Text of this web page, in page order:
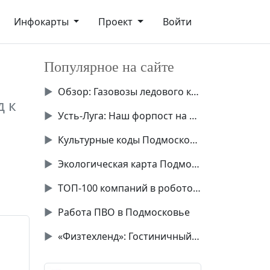
Инфокарты Проект Войти
к
Популярное на сайте
▶
Обзор: Газовозы ледового класса Аrc7
▶
Усть-Луга: Наш форпост на Балтике
▶
Культурные коды Подмосковья
▶
Экологическая карта Подмосковья
▶
ТОП-100 компаний в робототехнике России
▶ Работа ПВО в Подмосковье
▶
«Физтехленд»: Гостиничный комплекс в Долгопрудном